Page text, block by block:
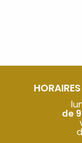
de